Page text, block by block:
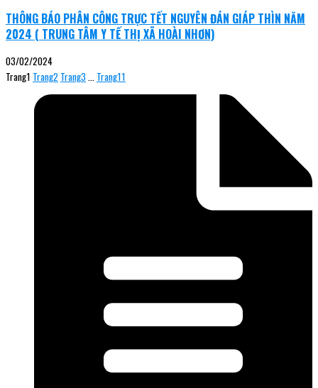
THÔNG BÁO PHÂN CÔNG TRỰC TẾT NGUYÊN ĐÁN GIÁP THÌN NĂM
2024 ( TRUNG TÂM Y TẾ THỊ XÃ HOÀI NHƠN)
03/02/2024
Trang1 Trang2 Trang3… Trang11